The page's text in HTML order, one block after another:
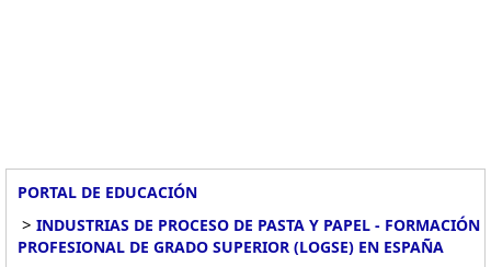
PORTAL DE EDUCACIÓN
> INDUSTRIAS DE PROCESO DE PASTA Y PAPEL - FORMACIÓN
PROFESIONAL DE GRADO SUPERIOR (LOGSE) EN ESPAÑA